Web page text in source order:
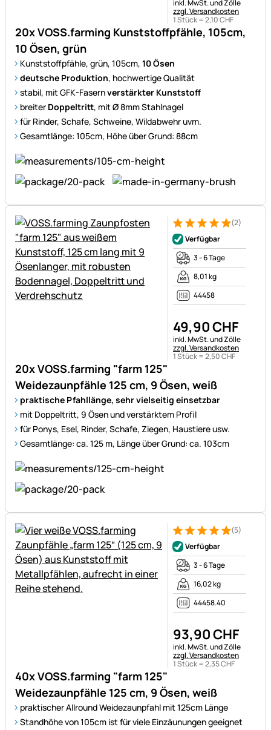
20x VOSS.farming Kunststoffpfähle, 105cm,
10 Ösen, grün
Kunststoffpfähle, grün, 105cm, 10 Ösen
deutsche Produktion, hochwertige Qualität
stabil, mit GFK-Fasernverstärkter Kunststoff
breiter Doppeltritt, mit Ø 8mm Stahlnagel
für Rinder, Schafe, Schweine, Wildabwehr uvm.
Gesamtlänge: 105cm, Höhe über Grund: 88cm
Steuerhinweis:
inkl. MwSt. und Zölle
zzgl. Versandkosten
1 Stück =2,10CHF
20x VOSS.farming "farm 125"
Weidezaunpfähle 125 cm, 9 Ösen, weiß
praktische Pfahllänge, sehr vielseitig einsetzbar
mit Doppeltritt, 9 Ösen und verstärktem Profil
für Ponys, Esel, Rinder, Schafe, Ziegen, Haustiere usw.
Gesamtlänge: ca. 125 m, Länge über Grund: ca. 103cm
Bewertung: 5 von 5 (2
2 Bewertungen
(2)
Verfügbar
3 - 6 Tage
8,01 kg
44458
49,90CHF
Steuerhinweis:
inkl. MwSt. und Zölle
zzgl. Versandkosten
1 Stück =2,50CHF
40x VOSS.farming "farm 125"
Weidezaunpfähle 125 cm, 9 Ösen, weiß
praktischer Allround Weidezaunpfahl mit 125cm Länge
Standhöhe von 105cm ist für viele Einzäunungen geeignet
Bewertung: 5 von 5 (5
5 Bewertungen
(5)
Verfügbar
3 - 6 Tage
16,02 kg
44458.40
93,90CHF
Steuerhinweis:
inkl. MwSt. und Zölle
zzgl. Versandkosten
1 Stück =2,35CHF